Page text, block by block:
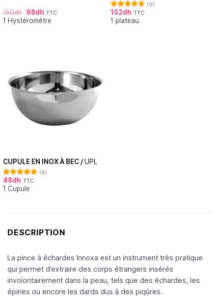
150dh 98dh TTC
1 Hystéromètre
Note4.78
sur 5
(9)
152dh TTC
1 plateau
CUPULE EN INOX À BEC /UPL
Note4.88
sur 5
(8)
48dh TTC
1 Cupule
DESCRIPTION
La pince à échardes Innoxa est un instrument très pratique
qui permet d’extraire des corps étrangers insérés
involontairement dans la peau, tels que des échardes, les
épines ou encore les dards dus à des piqûres.